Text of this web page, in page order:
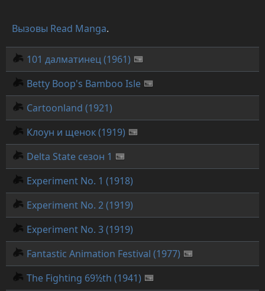
Вызовы Read Manga.
101 далматинец (1961)
Betty Boop's Bamboo Isle
Cartoonland (1921)
Клоун и щенок (1919)
Delta State сезон 1
Experiment No. 1 (1918)
Experiment No. 2 (1919)
Experiment No. 3 (1919)
Fantastic Animation Festival (1977)
The Fighting 69½th (1941)